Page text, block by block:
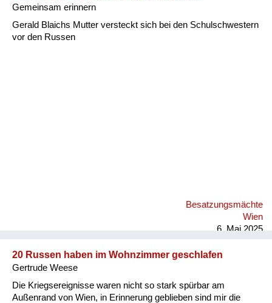
Gemeinsam erinnern
Gerald Blaichs Mutter versteckt sich bei den Schulschwestern
vor den Russen
Besatzungsmächte
Wien
6. Mai 2025
20 Russen haben im Wohnzimmer geschlafen
Gertrude Weese
Die Kriegsereignisse waren nicht so stark spürbar am
Außenrand von Wien, in Erinnerung geblieben sind mir die